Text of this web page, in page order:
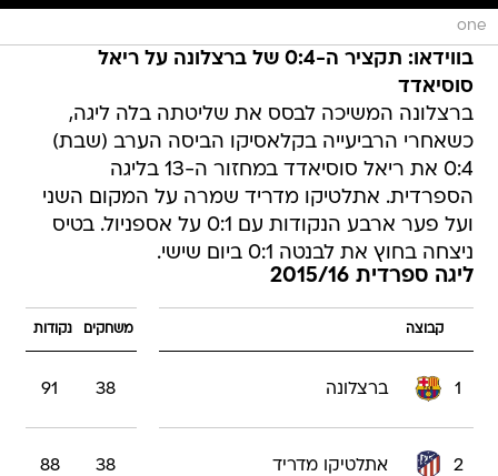
one
בווידאו: תקציר ה-0:4 של ברצלונה על ריאל
סוסיאדד
ברצלונה המשיכה לבסס את שליטתה בלה ליגה,
כשאחרי הרביעייה בקלאסיקו הביסה הערב (שבת)
0:4 את ריאל סוסיאדד במחזור ה-13 בליגה
הספרדית. אתלטיקו מדריד שמרה על המקום השני
ועל פער ארבע הנקודות עם 0:1 על אספניול. בטיס
ניצחה בחוץ את לבנטה 0:1 ביום שישי.
ליגה ספרדית 2015/16
קבוצה משחקים נקודות
1 ברצלונה 38
91
2 אתלטיקו מדריד 38
88